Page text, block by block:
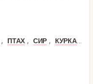
, ПТАХ , СИР , КУРКА ,